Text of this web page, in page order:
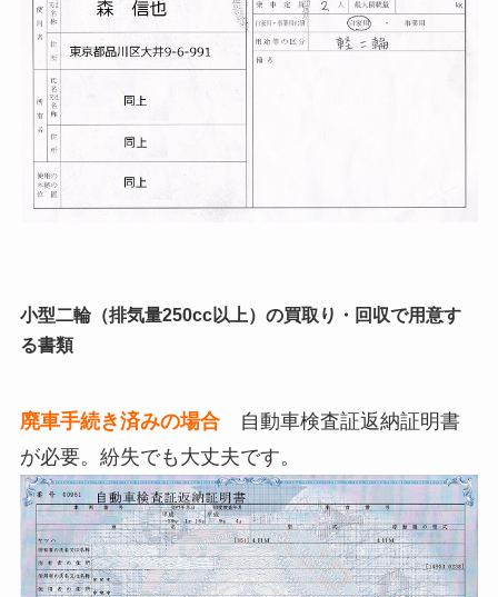
小型二輪（排気量250cc以上）の買取り・回収で用意す
る書類
廃車手続き済みの場合
自動車検査証返納証明書
が必要。紛失でも大丈夫です。